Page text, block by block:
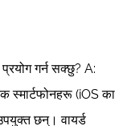
गर्न सक्छु? A:
स्मार्टफोनहरू (iOS का
छन्। वायर्ड